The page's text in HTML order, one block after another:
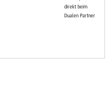
direkt beim
Dualen Partner.